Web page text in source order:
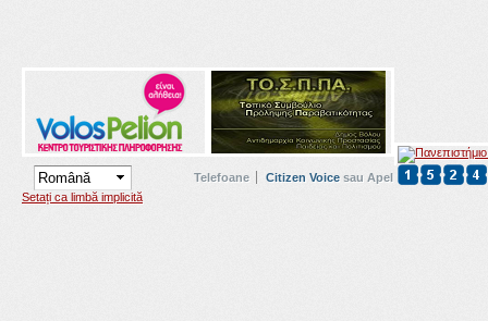
Setați ca limbă implicită
Telefoane Citizen Voice sau Apel